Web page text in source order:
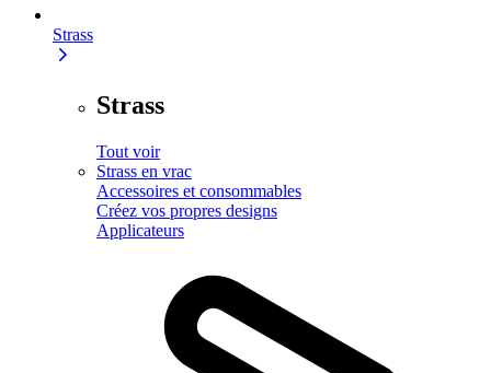
Strass
Strass
Tout voir
Strass en vrac
Accessoires et consommables
Créez vos propres designs
Applicateurs